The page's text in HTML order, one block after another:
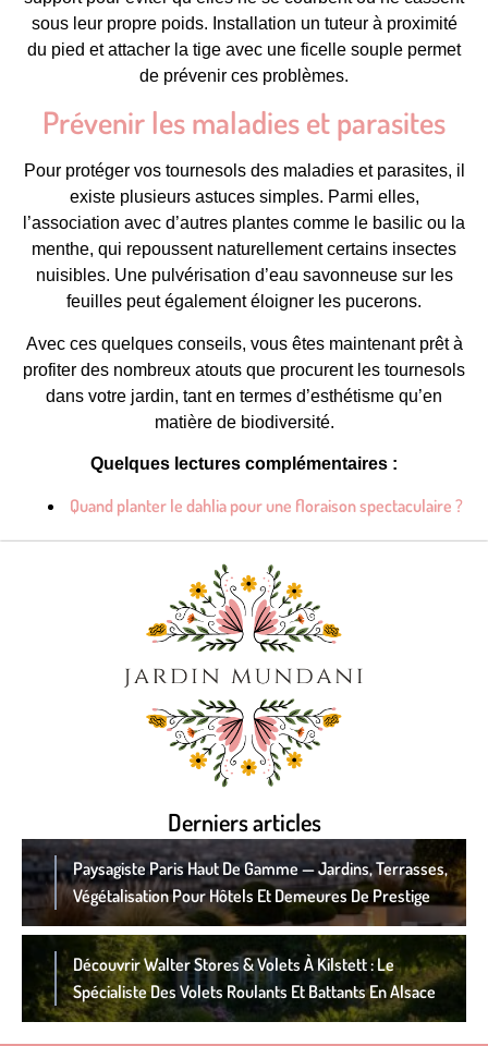
sous leur propre poids. Installation un tuteur à proximité
du pied et attacher la tige avec une ficelle souple permet
de prévenir ces problèmes.
Prévenir les maladies et parasites
Pour protéger vos tournesols des maladies et parasites, il
existe plusieurs astuces simples. Parmi elles,
l’association avec d’autres plantes comme le basilic ou la
menthe, qui repoussent naturellement certains insectes
nuisibles. Une pulvérisation d’eau savonneuse sur les
feuilles peut également éloigner les pucerons.
Avec ces quelques conseils, vous êtes maintenant prêt à
profiter des nombreux atouts que procurent les tournesols
dans votre jardin, tant en termes d’esthétisme qu’en
matière de biodiversité.
Quelques lectures complémentaires :
Quand planter le dahlia pour une floraison spectaculaire ?
Derniers articles
Paysagiste Paris Haut De Gamme — Jardins, Terrasses,
Végétalisation Pour Hôtels Et Demeures De Prestige
Découvrir Walter Stores & Volets À Kilstett : Le
Spécialiste Des Volets Roulants Et Battants En Alsace